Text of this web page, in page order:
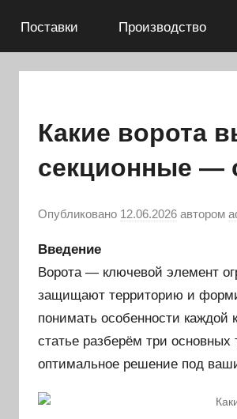
Поставки Производство
Какие ворота
секционные —
Опубликовано 12.06.2026 автором
Введение
Ворота — ключевой элемент
защищают территорию и
понимать особенности каждой
статье разберём три
оптимальное решение под